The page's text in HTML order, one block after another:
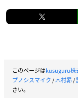
このページはkusuguru株
プノシスマイク/木村昴/
さい。